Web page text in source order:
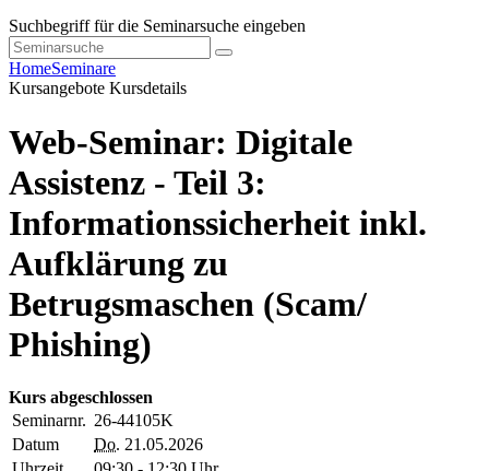
Suchbegriff für die Seminarsuche eingeben
HomeSeminare
Kursangebote Kursdetails
Web-Seminar: Digitale
Assistenz - Teil 3:
Informationssicherheit inkl.
Aufklärung zu
Betrugsmaschen (Scam/
Phishing)
Kurs abgeschlossen
Seminarnr. 26-44105K
Datum
Do. 21.05.2026